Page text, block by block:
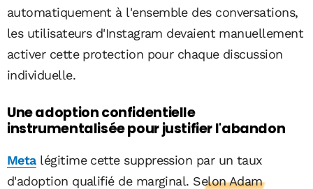
automatiquement à l'ensemble des conversations,
les utilisateurs d'Instagram devaient manuellement
activer cette protection pour chaque discussion
individuelle.
Une adoption confidentielle
instrumentalisée pour justifier l'abandon
Metalégitime cette suppression par un taux
d'adoption qualifié de marginal. Selon Adam